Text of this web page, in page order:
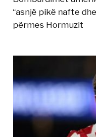
“asnjë pikë nafte
përmes Hormuzit